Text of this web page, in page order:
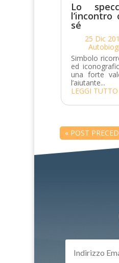
Lo
sé
25 Dic
Simbolo
ed
una forte
l’aiutante...
LEGGI TUTTO
« POST